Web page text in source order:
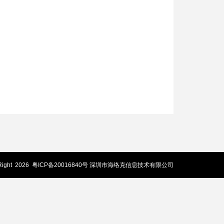
2026 粤ICP备20016840号 深圳市海络克信息技术有限公司